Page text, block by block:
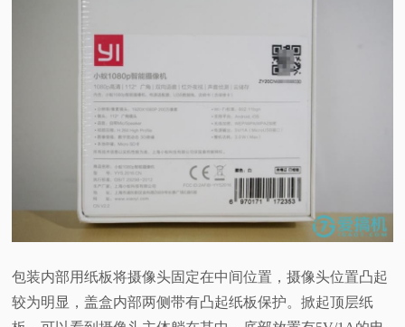
包装内部用纸板将摄像头固定在中间位置，摄像头位置凸起
较为明显，盖盒内部两侧带有凸起纸板保护。掀起顶层纸